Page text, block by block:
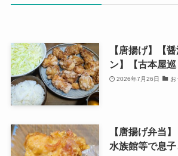
【唐揚げ】【
ン】【古本屋巡
2026年7月26日 お
【唐揚げ弁当
水族館等で息子